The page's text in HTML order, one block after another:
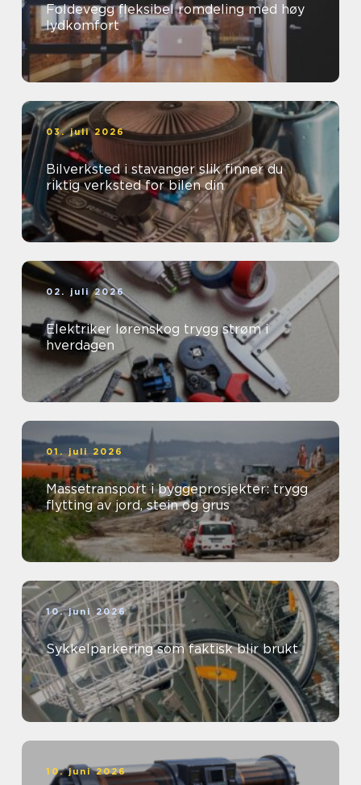
Foldevegg fleksibel romdeling med høy
lydkomfort
03. juli 2026
Bilverksted i stavanger slik finner du
riktig verksted for bilen din
02. juli 2026
Elektriker lørenskog trygg strøm i
hverdagen
01. juli 2026
Massetransport i byggeprosjekter: trygg
flytting av jord, stein og grus
10. juni 2026
Sykkelparkering som faktisk blir brukt
10. juni 2026